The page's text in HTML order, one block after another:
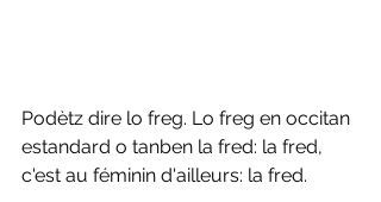
Podètz dire lo freg. Lo freg en occitan
estandard o tanben la fred: la fred,
c'est au féminin d'ailleurs: la fred.